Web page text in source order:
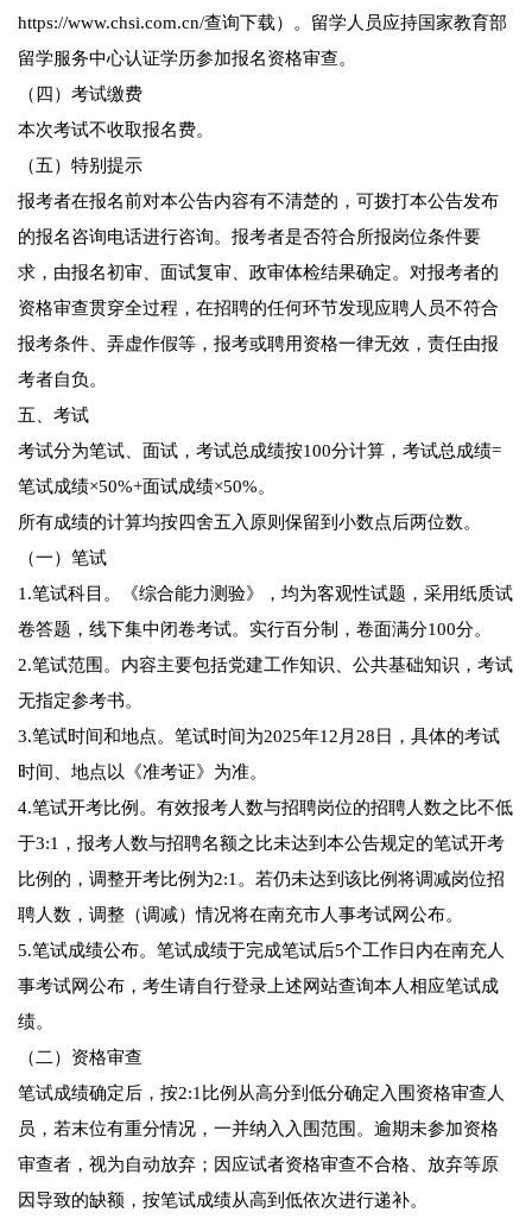
https://www.chsi.com.cn/查询下载）。留学人员应持国家教育部
留学服务中心认证学历参加报名资格审查。
（四）考试缴费
本次考试不收取报名费。
（五）特别提示
报考者在报名前对本公告内容有不清楚的，可拨打本公告发布
的报名咨询电话进行咨询。报考者是否符合所报岗位条件要
求，由报名初审、面试复审、政审体检结果确定。对报考者的
资格审查贯穿全过程，在招聘的任何环节发现应聘人员不符合
报考条件、弄虚作假等，报考或聘用资格一律无效，责任由报
考者自负。
五、考试
考试分为笔试、面试，考试总成绩按100分计算，考试总成绩=
笔试成绩×50%+面试成绩×50%。
所有成绩的计算均按四舍五入原则保留到小数点后两位数。
（一）笔试
1.笔试科目。《综合能力测验》，均为客观性试题，采用纸质试
卷答题，线下集中闭卷考试。实行百分制，卷面满分100分。
2.笔试范围。内容主要包括党建工作知识、公共基础知识，考试
无指定参考书。
3.笔试时间和地点。笔试时间为2025年12月28日，具体的考试
时间、地点以《准考证》为准。
4.笔试开考比例。有效报考人数与招聘岗位的招聘人数之比不低
于3:1，报考人数与招聘名额之比未达到本公告规定的笔试开考
比例的，调整开考比例为2:1。若仍未达到该比例将调减岗位招
聘人数，调整（调减）情况将在南充市人事考试网公布。
5.笔试成绩公布。笔试成绩于完成笔试后5个工作日内在南充人
事考试网公布，考生请自行登录上述网站查询本人相应笔试成
绩。
（二）资格审查
笔试成绩确定后，按2:1比例从高分到低分确定入围资格审查人
员，若末位有重分情况，一并纳入入围范围。逾期未参加资格
审查者，视为自动放弃；因应试者资格审查不合格、放弃等原
因导致的缺额，按笔试成绩从高到低依次进行递补。